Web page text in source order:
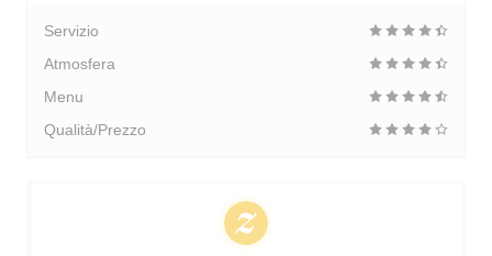
Servizio
Atmosfera
Menu
Qualità/Prezzo